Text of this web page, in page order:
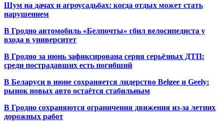
Шум на дачах и агроусадьбах: когда отдых может стать
нарушением
В Гродно автомобиль «Белпочты» сбил велосипедиста у
входа в университет
В Гродно за июнь зафиксирована серия серьёзных ДТП:
среди пострадавших есть погибший
В Беларуси в июне сохраняется лидерство Belgee и Geely:
рынок новых авто остаётся стабильным
В Гродно сохраняются ограничения движения из-за летних
дорожных работ